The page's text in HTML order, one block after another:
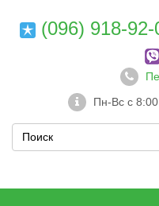
(096) 918-92-
Пн-Вс с